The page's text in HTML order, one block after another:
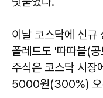
이날 코스닥에 신규
폴레드도 '따따블(
주식은 코스닥 시
5000원(300%) 오